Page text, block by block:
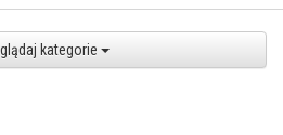
kategorie